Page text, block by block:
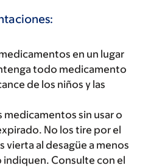
en un lugar
todo medicamento
de los niños y las
medicamentos sin usar o
No los tire por el
vierta al desagüe a menos
indiquen. Consulte con el